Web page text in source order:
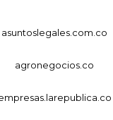
asuntoslegales.com.co
agronegocios.co